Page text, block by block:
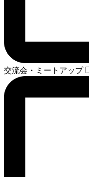
交流会・ミートアップ